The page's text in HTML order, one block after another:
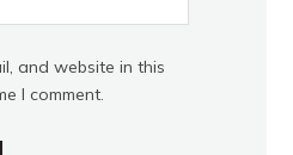
and website in this
I comment.